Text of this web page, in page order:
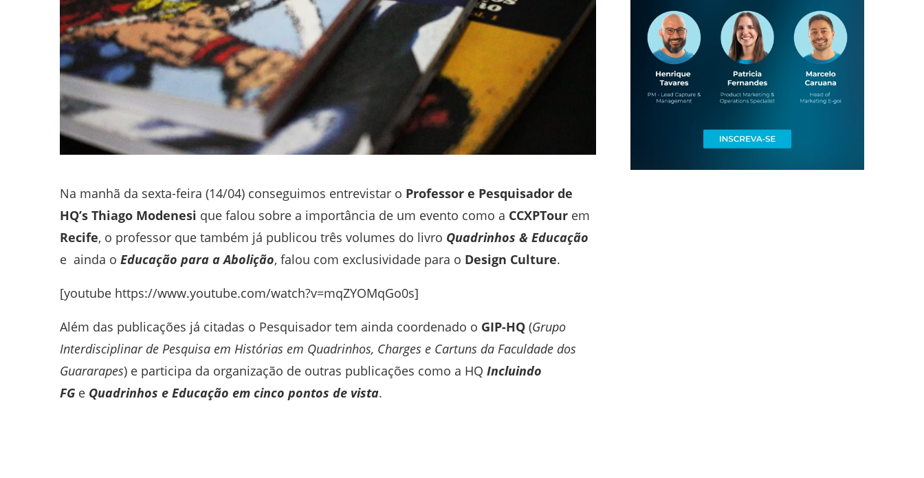
Na manhã da sexta-feira (14/04) conseguimos entrevistar o Professor e Pesquisador de
HQ’s Thiago Modenesi que falou sobre a importância de um evento como a CCXPTour em
Recife, o professor que também já publicou três volumes do livro Quadrinhos & Educação
e ainda o Educação para a Abolição, falou com exclusividade para o Design Culture.
[youtube https://www.youtube.com/watch?v=mqZYOMqGo0s]
Além das publicações já citadas o Pesquisador tem ainda coordenado o GIP-HQ (Grupo
Interdisciplinar de Pesquisa em Histórias em Quadrinhos, Charges e Cartuns da Faculdade dos
Guararapes) e participa da organização de outras publicações como a HQ Incluindo
FG e Quadrinhos e Educação em cinco pontos de vista.